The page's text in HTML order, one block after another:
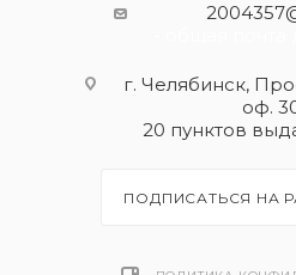
г. Челябинск,
оф.
20 пунктов
ПОДПИСАТЬСЯ НА